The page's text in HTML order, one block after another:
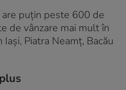
puțin peste 600 de
de vânzare mai mult în
Piatra Neamț, Bacău